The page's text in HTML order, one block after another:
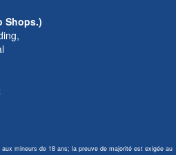
Shops.)
mineurs de 18 ans; la preuve de majorité est exigée au